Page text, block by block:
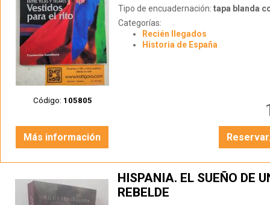
Código: 105805
Tipo de encuadernación: tapa blanda
Categorías:
Recién llegados
Historia de España
Más información
HISPANIA. EL SUEÑO DE
REBELDE